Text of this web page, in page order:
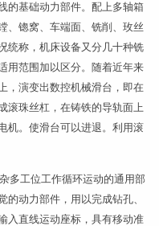
的基础动力部件。配上多轴箱
、锪窝、车端面、铣削、玫丝
统称，机床设备又分几十种铣
用范围加以区分。随着近年来
，演变出数控机械滑台，即在
滚珠丝杠，在铸铁的导轨面上
机。使滑台可以进退。利用滚
多工位工作循环运动的通用部
的动力部件，用以完成钻孔、
入直线运动座标，具有移动准